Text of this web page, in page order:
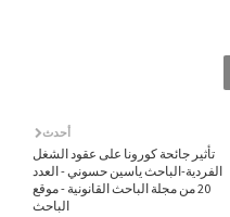
أحدث
تأثير جائحة كورونا على عقود الشغل
الفردية-الباحث ياسين حسوني - العدد
20 من مجلة الباحث القانونية - موقع
الباحث